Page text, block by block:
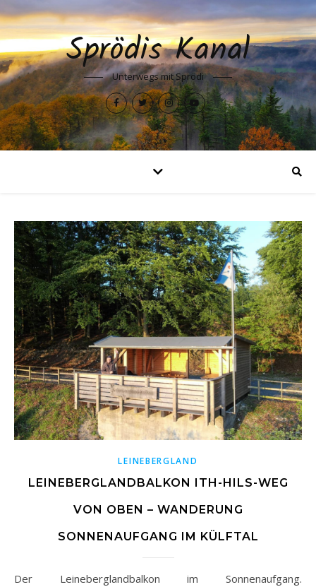
Sprödis Kanal
Unterwegs mit Sprödi
LEINEBERGLAND
LEINEBERGLANDBALKON ITH-HILS-WEG
VON OBEN – WANDERUNG
SONNENAUFGANG IM KÜLFTAL
Der Leineberglandbalkon im Sonnenaufgang.